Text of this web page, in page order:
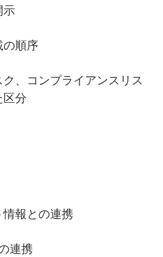
示
の順序
、コンプライアンスリス
区分
報との連携
連携